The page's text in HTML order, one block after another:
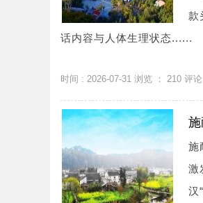
款
话内容与人体生理状态......
时间 : 2026-07-31 浏览 ： 210 评论
施
激
汉